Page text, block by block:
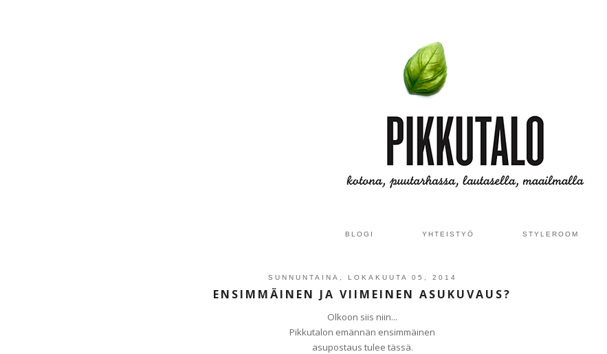
BLOGI YHTEISTYÖ STYLEROOM
SUNNUNTAINA, LOKAKUUTA 05, 2014
ENSIMMÄINEN JA VIIMEINEN ASUKUVAUS?
Olkoon siis niin...
Pikkutalon emännän ensimmäinen
asupostaus tulee tässä.